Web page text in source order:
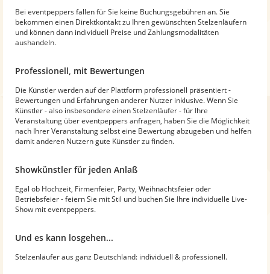
Bei eventpeppers fallen für Sie keine Buchungsgebühren an. Sie
bekommen einen Direktkontakt zu Ihren gewünschten Stelzenläufern
und können dann individuell Preise und Zahlungsmodalitäten
aushandeln.
Professionell, mit Bewertungen
Die Künstler werden auf der Plattform professionell präsentiert -
Bewertungen und Erfahrungen anderer Nutzer inklusive. Wenn Sie
Künstler - also insbesondere einen Stelzenläufer - für Ihre
Veranstaltung über eventpeppers anfragen, haben Sie die Möglichkeit
nach Ihrer Veranstaltung selbst eine Bewertung abzugeben und helfen
damit anderen Nutzern gute Künstler zu finden.
Showkünstler für jeden Anlaß
Egal ob Hochzeit, Firmenfeier, Party, Weihnachtsfeier oder
Betriebsfeier - feiern Sie mit Stil und buchen Sie Ihre individuelle Live-
Show mit eventpeppers.
Und es kann losgehen...
Stelzenläufer aus ganz Deutschland: individuell & professionell.